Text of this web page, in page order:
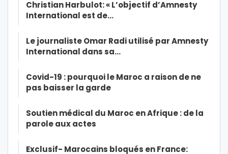
Christian Harbulot: « L’objectif d’Amnesty
International est de…
Le journaliste Omar Radi utilisé par Amnesty
International dans sa…
Covid-19 : pourquoi le Maroc a raison de ne
pas baisser la garde
Soutien médical du Maroc en Afrique : de la
parole aux actes
Exclusif- Marocains bloqués en France: